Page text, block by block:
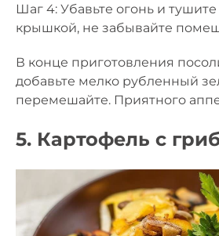
Шаг 4: Убавьте огонь и
крышкой, не забывайте
В конце приготовления
добавьте мелко рубленный
перемешайте. Приятного
5. Картофель с